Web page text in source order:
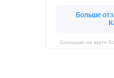
Солнышко на карте